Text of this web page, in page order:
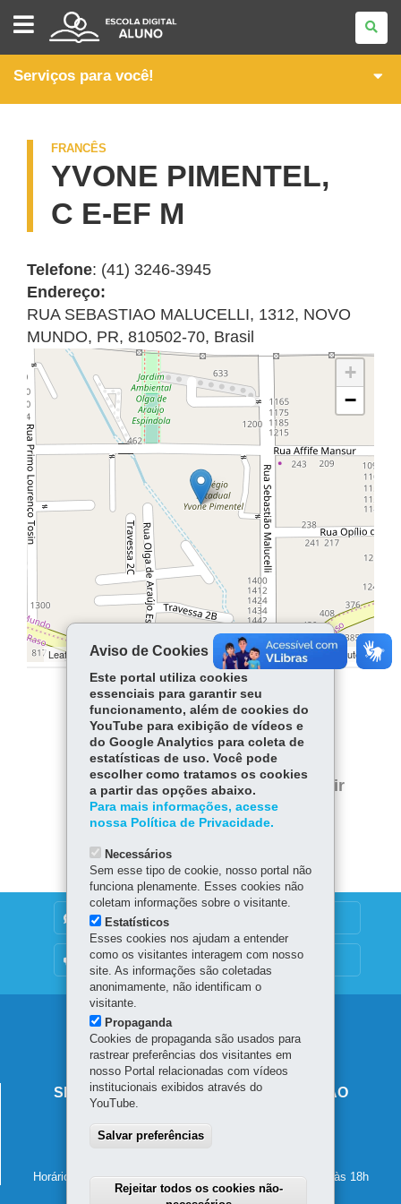
IDIOMAS
Serviços para você!
FRANCÊS
YVONE PIMENTEL,
C E-EF M
Telefone: (41) 3246-3945
Endereço:
RUA SEBASTIAO MALUCELLI, 1312, NOVO
MUNDO, PR, 810502-70, Brasil
+
−
Leaflet | ©OpenStreetMapcontributors | ©OpenStreetMap contributors
COMPARTILHE:
Facebook
Twitter
WhatsApp
Voltar Início
Imprimir
Baixar
DENUNCIE CORRUPÇÃO
OUVIDORIA
Navegação
principal
SECRETARIA DE ESTADO DA EDUCAÇÃO
80610-011-Curitiba
Horário de atendimento: de segunda a sexta-feira, das 8h às 18h
Aviso de Cookies
Este portal utiliza cookies
essenciais para garantir seu
funcionamento, além de cookies do
YouTube para exibição de vídeos e
do Google Analytics para coleta de
estatísticas de uso. Você pode
escolher como tratamos os cookies
a partir das opções abaixo.
Para mais informações, acesse
nossa Política de Privacidade.
Necessários
Sem esse tipo de cookie, nosso portal não
funciona plenamente. Esses cookies não
coletam informações sobre o visitante.
Estatísticos
Esses cookies nos ajudam a entender
como os visitantes interagem com nosso
site. As informações são coletadas
anonimamente, não identificam o
visitante.
Propaganda
Cookies de propaganda são usados para
rastrear preferências dos visitantes em
nosso Portal relacionadas com vídeos
institucionais exibidos através do
YouTube.
Salvar preferências
Rejeitar todos os cookies não-